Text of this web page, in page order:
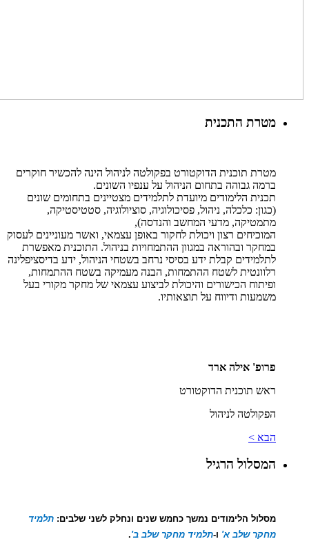
מטרת התכנית
מטרת תוכנית הדוקטורט בפקולטה לניהול הינה להכשיר חוקרים
ברמה גבוהה בתחום הניהול על ענפיו השונים.
תכנית הלימודים מיועדת לתלמידים מצטיינים בתחומים שונים
(כגון: כלכלה, ניהול, פסיכולוגיה, סוציולוגיה, סטטיסטיקה,
מתמטיקה, מדעי המחשב והנדסה),
המוכיחים רצון ויכולת לחקור באופן עצמאי, ואשר מעוניינים לעסוק
במחקר ובהוראה במגוון ההתמחויות בניהול. התוכנית מאפשרת
לתלמידים קבלת ידע בסיסי נרחב בשטחי הניהול, ידע בדיסציפלינה
רלוונטית לשטח ההתמחות, הבנה מעמיקה בשטח ההתמחות,
ופיתוח הכישורים והיכולת לביצוע עצמאי של מחקר מקורי בעל
משמעות ודיווח על תוצאותיו.
פרופ' אילה ארד
ראש תוכנית הדוקטורט
הפקולטה לניהול
הבא >
המסלול הרגיל
מסלול הלימודים נמשך כחמש שנים ונחלק לשני שלבים: תלמיד
מחקר שלב א' ו-תלמיד מחקר שלב ב'.